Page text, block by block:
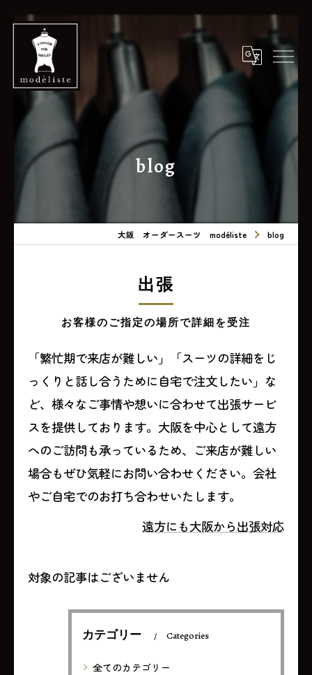
blog
大阪 オーダースーツ modéliste blog
出張
お客様のご指定の場所で詳細を受注
「繁忙期で来店が難しい」「スーツの詳細をじ
っくりと話し合うために自宅で注文したい」な
ど、様々なご事情や想いに合わせて出張サービ
スを提供しております。大阪を中心として遠方
へのご訪問も承っているため、ご来店が難しい
場合もぜひ気軽にお問い合わせください。会社
やご自宅でのお打ち合わせいたします。
遠方にも大阪から出張対応
対象の記事はございません
カテゴリー Categories
全てのカテゴリー